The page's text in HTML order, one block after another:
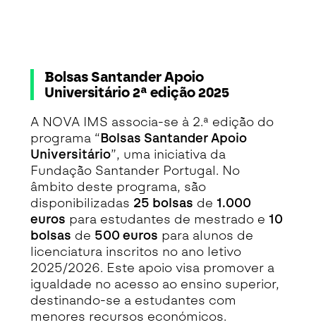
Bolsas Santander Apoio
Universitário 2ª edição 2025
A NOVA IMS associa-se à 2.ª edição do
programa “Bolsas Santander Apoio
Universitário”, uma iniciativa da
Fundação Santander Portugal. No
âmbito deste programa, são
disponibilizadas 25 bolsas de 1.000
euros para estudantes de mestrado e 10
bolsas de 500 euros para alunos de
licenciatura inscritos no ano letivo
2025/2026. Este apoio visa promover a
igualdade no acesso ao ensino superior,
destinando-se a estudantes com
menores recursos económicos.